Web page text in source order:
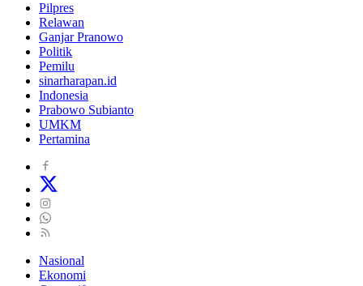
Pilpres
Relawan
Ganjar Pranowo
Politik
Pemilu
sinarharapan.id
Indonesia
Prabowo Subianto
UMKM
Pertamina
Nasional
Ekonomi